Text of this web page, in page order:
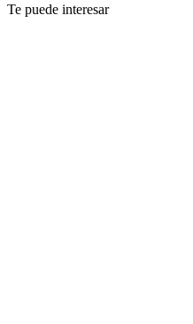
Te puede interesar